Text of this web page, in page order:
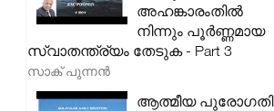
അഹങ്കാരംതിൽ
നിന്നും പൂർണ്ണമായ
സ്വാതന്ത്ര്യം തേടുക - Part 3
സാക് പുന്നൻ
ആത്മീയ പുരോഗതി